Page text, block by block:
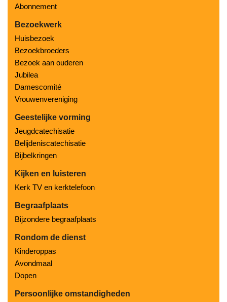
Abonnement
Bezoekwerk
Huisbezoek
Bezoekbroeders
Bezoek aan ouderen
Jubilea
Damescomité
Vrouwenvereniging
Geestelijke vorming
Jeugdcatechisatie
Belijdeniscatechisatie
Bijbelkringen
Kijken en luisteren
Kerk TV en kerktelefoon
Begraafplaats
Bijzondere begraafplaats
Rondom de dienst
Kinderoppas
Avondmaal
Dopen
Persoonlijke omstandigheden